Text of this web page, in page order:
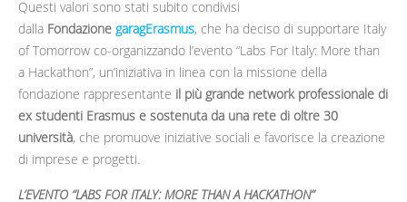
Questi valori sono stati subito condivisi
dalla Fondazione garagErasmus, che ha deciso di supportare Italy
of Tomorrow co-organizzando l’evento “Labs For Italy: More than
a Hackathon”, un’iniziativa in linea con la missione della
fondazione rappresentante il più grande network professionale di
ex studenti Erasmus e sostenuta da una rete di oltre 30
università, che promuove iniziative sociali e favorisce la creazione
di imprese e progetti.
L’EVENTO “LABS FOR ITALY: MORE THAN A HACKATHON”